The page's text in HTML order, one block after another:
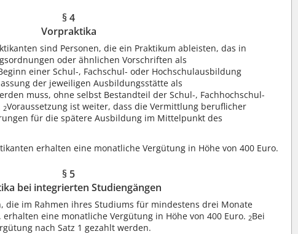
§ 4
Vorpraktika
sind Personen, die ein Praktikum ableisten, das in
oder ähnlichen Vorschriften als
einer Schul-, Fachschul- oder Hochschulausbildung
der jeweiligen Ausbildungsstätte als
muss, ohne selbst Bestandteil der Schul-, Fachhochschul-
2Voraussetzung ist weiter, dass die Vermittlung beruflicher
für die spätere Ausbildung im Mittelpunkt des
erhalten eine monatliche Vergütung in Höhe von 400 Euro.
§ 5
bei integrierten Studiengängen
die im Rahmen ihres Studiums für mindestens drei Monate
eine monatliche Vergütung in Höhe von 400 Euro. 2Bei
nach Satz 1 gezahlt werden.